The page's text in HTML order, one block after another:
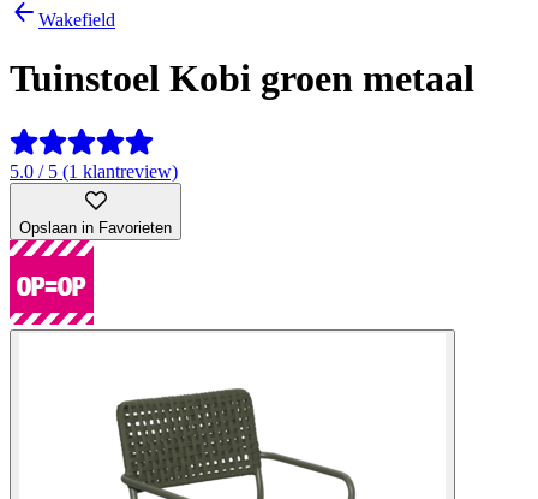
Wakefield
Tuinstoel Kobi groen metaal
5.0 / 5 (1 klantreview)
Opslaan in Favorieten